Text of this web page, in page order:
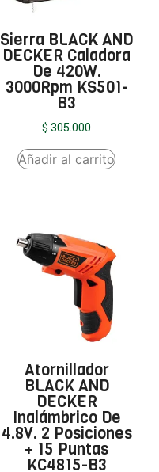
Sierra BLACK AND
DECKER Caladora
De 420W.
3000Rpm KS501-
B3
$ 305.000
Añadir al carrito
Atornillador
BLACK AND
DECKER
Inalámbrico De
4.8V. 2 Posiciones
+ 15 Puntas
KC4815-B3